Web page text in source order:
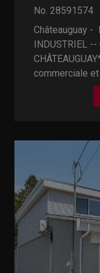
No. 28591574
Châteauguay -
INDUSTRIEL --
commerciale